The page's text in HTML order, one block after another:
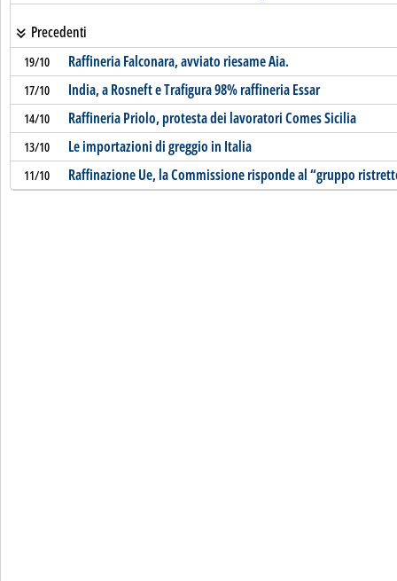
Precedenti
19/10 Raffineria Falconara, avviato riesame Aia.
17/10 India, a Rosneft e Trafigura 98% raffineria Essar
14/10 Raffineria Priolo, protesta dei lavoratori Comes Sicilia
13/10 Le importazioni di greggio in Italia
11/10 Raffinazione Ue, la Commissione risponde al “gruppo